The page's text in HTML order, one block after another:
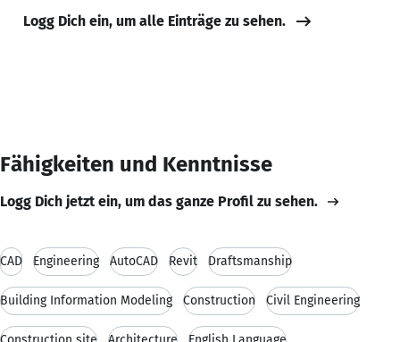
Logg Dich ein, um alle Einträge zu sehen.
Fähigkeiten und Kenntnisse
Logg Dich jetzt ein, um das ganze Profil zu sehen.
CAD Engineering AutoCAD Revit Draftsmanship
Building Information Modeling Construction Civil Engineering